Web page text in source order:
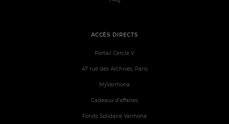
ACCÈS DIRECTS
Portail Cercle V
47 rue des Archives, Paris
MyValrhona
Cadeaux d'affaires
Fonds Solidaire Valrhona